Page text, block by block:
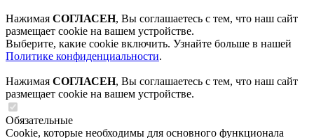
Нажимая СОГЛАСЕН, Вы соглашаетесь с тем, что наш сайт
размещает cookie на вашем устройстве.
Выберите, какие cookie включить. Узнайте больше в нашей
Политике конфиденциальности.
Нажимая СОГЛАСЕН, Вы соглашаетесь с тем, что наш сайт
размещает cookie на вашем устройстве.
Обязательные
Cookie, которые необходимы для основного функционала